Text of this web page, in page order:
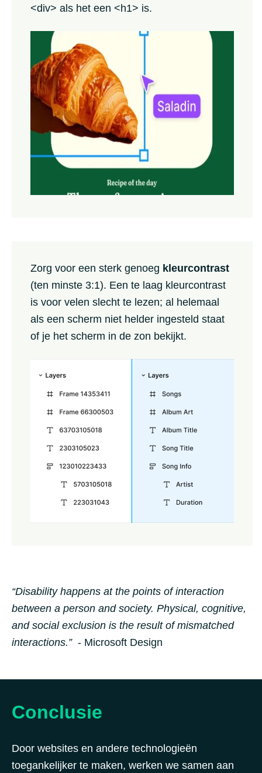
<div> als het een <h1> is.
Zorg voor een sterk genoeg kleurcontrast
(ten minste 3:1). Een te laag kleurcontrast
is voor velen slecht te lezen; al helemaal
als een scherm niet helder ingesteld staat
of je het scherm in de zon bekijkt.
“Disability happens at the points of interaction
between a person and society. Physical, cognitive,
and social exclusion is the result of mismatched
interactions.” - Microsoft Design
Conclusie
Door websites en andere technologieën
toegankelijker te maken, werken we samen aan